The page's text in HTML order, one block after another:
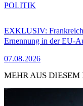
EXKLUSIV: Frankreich
Ernennung in der EU-
07.08.2026
POLITIK
MEHR AUS DIESEM